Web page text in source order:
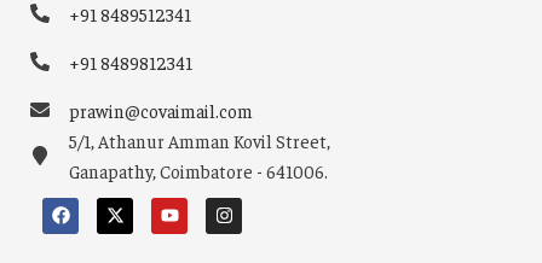
+91 8489512341
+91 8489812341
prawin@covaimail.com
5/1, Athanur Amman Kovil Street,
Ganapathy, Coimbatore - 641006.